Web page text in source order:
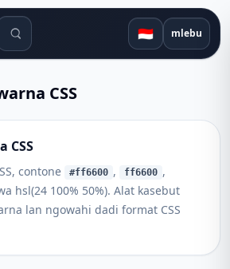
telusuran 🇮🇩 mlebu
CSS
CSS
contone #ff6600 , ff6600 ,
hsl(24 100% 50%). Alat kasebut
lan ngowahi dadi format CSS